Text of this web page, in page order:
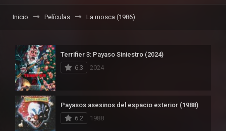
Inicio Películas La mosca (1986)
Terrifier 3: Payaso Siniestro (2024)
6.3
2024
Payasos asesinos del espacio exterior (1988)
6.2
1988